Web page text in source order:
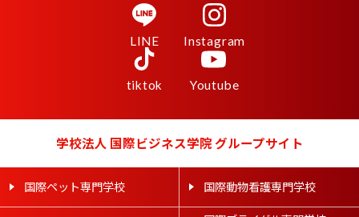
LINE Instagram
tiktok Youtube
学校法人 国際ビジネス学院 グループサイト
国際ペット専門学校 国際動物看護専門学校